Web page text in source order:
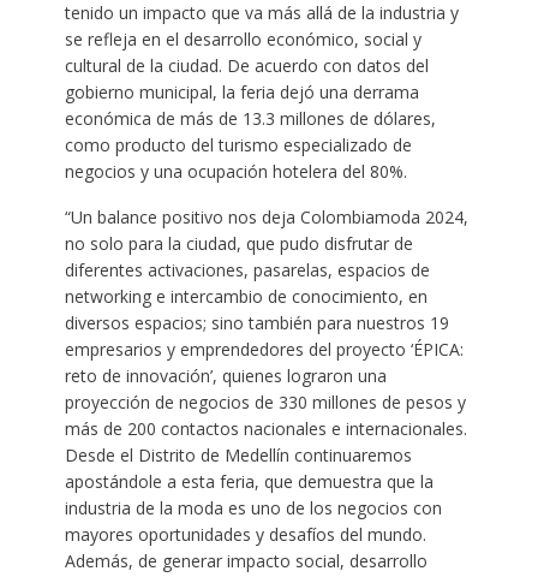
tenido un impacto que va más allá de la industria y
se refleja en el desarrollo económico, social y
cultural de la ciudad. De acuerdo con datos del
gobierno municipal, la feria dejó una derrama
económica de más de 13.3 millones de dólares,
como producto del turismo especializado de
negocios y una ocupación hotelera del 80%.
“Un balance positivo nos deja Colombiamoda 2024,
no solo para la ciudad, que pudo disfrutar de
diferentes activaciones, pasarelas, espacios de
networking e intercambio de conocimiento, en
diversos espacios; sino también para nuestros 19
empresarios y emprendedores del proyecto ‘ÉPICA:
reto de innovación’, quienes lograron una
proyección de negocios de 330 millones de pesos y
más de 200 contactos nacionales e internacionales.
Desde el Distrito de Medellín continuaremos
apostándole a esta feria, que demuestra que la
industria de la moda es uno de los negocios con
mayores oportunidades y desafíos del mundo.
Además, de generar impacto social, desarrollo